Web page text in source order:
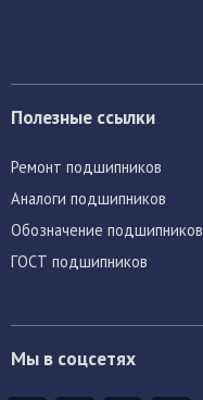
Полезные ссылки
Ремонт подшипников
Аналоги подшипников
Обозначение подшипников
ГОСТ подшипников
Мы в соцсетях